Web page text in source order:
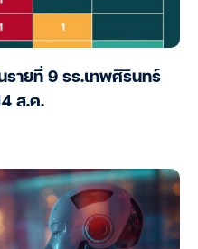
รายที่ 9 รร.เทพศิรินทร์
ส.ค.